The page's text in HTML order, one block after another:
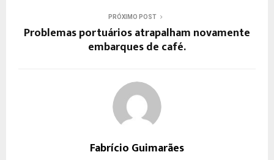
PRÓXIMO POST
Problemas portuários atrapalham novamente
embarques de café.
Fabrício Guimarães